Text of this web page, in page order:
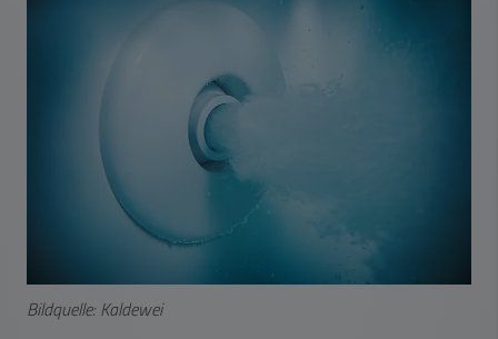
Bildquelle: Kaldewei